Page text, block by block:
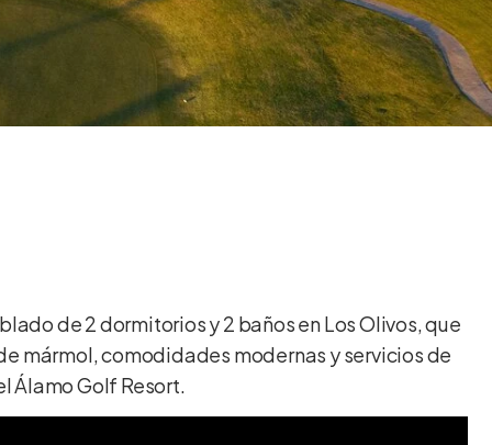
de 2 dormitorios y 2 baños en Los Olivos, que
mármol, comodidades modernas y servicios de
Álamo Golf Resort.